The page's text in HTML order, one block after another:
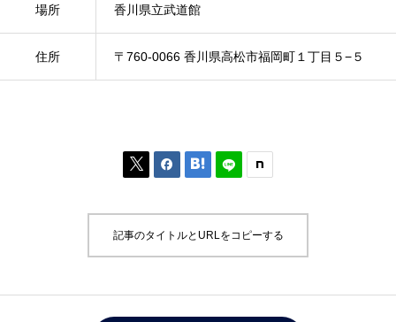
場所 香川県立武道館
住所 〒760-0066 香川県高松市福岡町１丁目５−５
  
記事のタイトルとURLをコピーする